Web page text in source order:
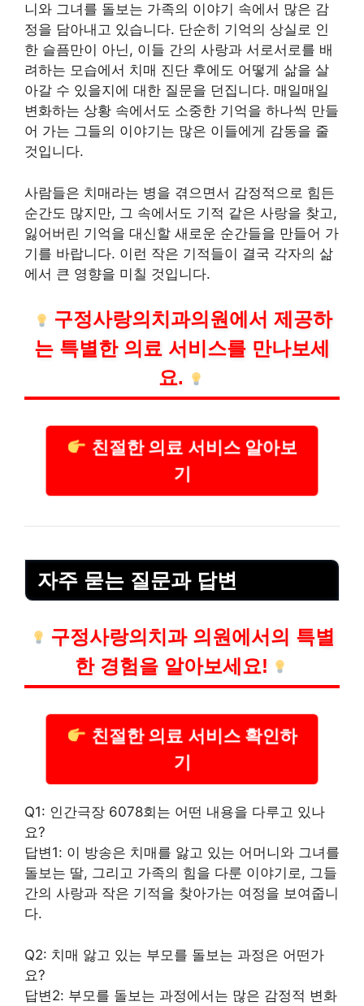
니와 그녀를 돌보는 가족의 이야기 속에서 많은 감
정을 담아내고 있습니다. 단순히 기억의 상실로 인
한 슬픔만이 아닌, 이들 간의 사랑과 서로서로를 배
려하는 모습에서 치매 진단 후에도 어떻게 삶을 살
아갈 수 있을지에 대한 질문을 던집니다. 매일매일
변화하는 상황 속에서도 소중한 기억을 하나씩 만들
어 가는 그들의 이야기는 많은 이들에게 감동을 줄
것입니다.
사람들은 치매라는 병을 겪으면서 감정적으로 힘든
순간도 많지만, 그 속에서도 기적 같은 사랑을 찾고,
잃어버린 기억을 대신할 새로운 순간들을 만들어 가
기를 바랍니다. 이런 작은 기적들이 결국 각자의 삶
에서 큰 영향을 미칠 것입니다.
구정사랑의치과의원에서 제공하
는 특별한 의료 서비스를 만나보세
요.
친절한 의료 서비스 알아보
기
자주 묻는 질문과 답변
구정사랑의치과 의원에서의 특별
한 경험을 알아보세요!
친절한 의료 서비스 확인하
기
Q1: 인간극장 6078회는 어떤 내용을 다루고 있나
요?
답변1: 이 방송은 치매를 앓고 있는 어머니와 그녀를
돌보는 딸, 그리고 가족의 힘을 다룬 이야기로, 그들
간의 사랑과 작은 기적을 찾아가는 여정을 보여줍니
다.
Q2: 치매 앓고 있는 부모를 돌보는 과정은 어떤가
요?
답변2: 부모를 돌보는 과정에서는 많은 감정적 변화